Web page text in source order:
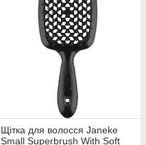
Щітка для волосся Janeke
Small Superbrush With Soft